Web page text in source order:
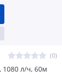
(0)
1080 л/ч, 60м